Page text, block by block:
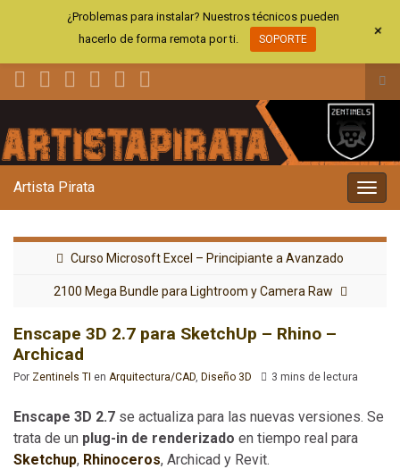
el
la
Artista Pirata
Curso Microsoft Excel – Principiante a Avanzado
2100 Mega Bundle para Lightroom y Camera Raw
Enscape 3D 2.7 para SketchUp – Rhino –
Archicad
Por Zentinels TI en Arquitectura/CAD, Diseño 3D 3 mins de lectura
Enscape 3D 2.7 se actualiza para las nuevas versiones. Se
trata de un plug-in de renderizado en tiempo real para
Sketchup, Rhinoceros, Archicad y Revit.
¿Problemas para instalar? Nuestros técnicos pueden
hacerlo de forma remota por ti.
SOPORTE +